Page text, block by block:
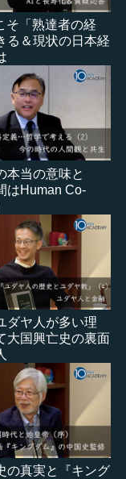
そ「熟達者の経
る＆現状の日本経
本当の意味と
はHuman Co-
ダヤ人が多い理
大国興亡史の裏面
の真実と『キング